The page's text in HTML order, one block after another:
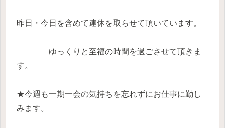
昨日・今日を含めて連休を取らせて頂いています。
ゆっくりと至福の時間を過ごさせて頂きま
す。
★今週も一期一会の気持ちを忘れずにお仕事に勤し
みます。